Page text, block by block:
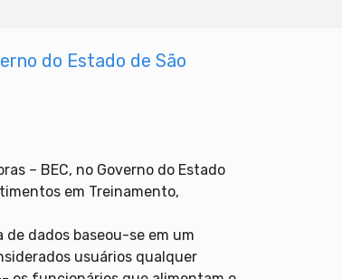
do Estado de São
– BEC, no Governo do Estado
em Treinamento,
dados baseou-se em um
usuários qualquer